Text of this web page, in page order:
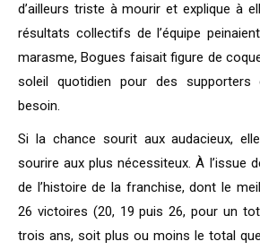
d’ailleurs triste à mourir et explique à
résultats collectifs de l’équipe
marasme, Bogues faisait figure de
soleil quotidien pour des supporters
besoin.
Si la chance sourit aux audacieux,
sourire aux plus nécessiteux. À l’issue
de l’histoire de la franchise, dont le
26 victoires (20, 19 puis 26, pour un
trois ans, soit plus ou moins le total